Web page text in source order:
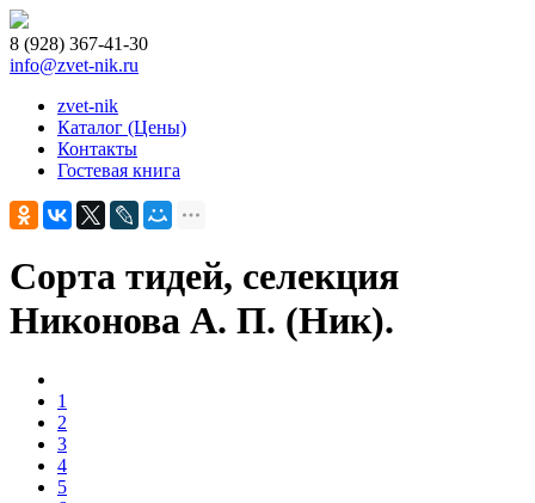
8 (928) 367-41-30
info@zvet-nik.ru
zvet-nik
Каталог (Цены)
Контакты
Гостевая книга
Сорта тидей, селекция
Никонова А. П. (Ник).
1
2
3
4
5